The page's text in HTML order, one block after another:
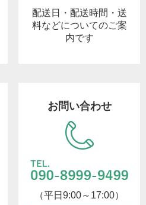
配送日・配送時間・送
料などについてのご案
内です
お問い合わせ
（平日9:00～17:00）